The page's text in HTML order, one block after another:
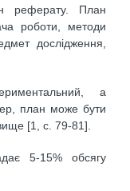
реферату. План
роботи, методи
дослідження,
а
план може бути
[1, c. 79-81].
5-15% обсягу